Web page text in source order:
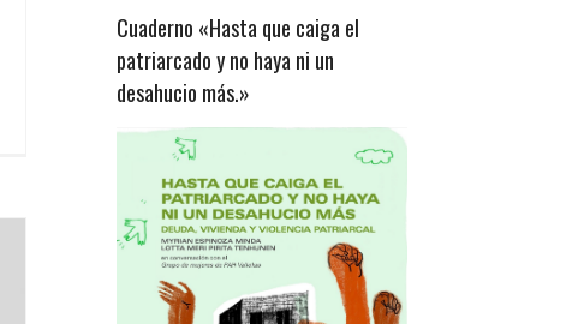
Cuaderno «Hasta que caiga el
patriarcado y no haya ni un
desahucio más.»